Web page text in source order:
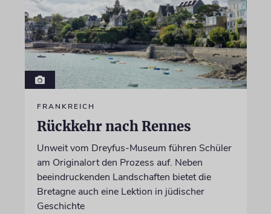
FRANKREICH
Rückkehr nach Rennes
Unweit vom Dreyfus-Museum führen Schüler
am Originalort den Prozess auf. Neben
beeindruckenden Landschaften bietet die
Bretagne auch eine Lektion in jüdischer
Geschichte